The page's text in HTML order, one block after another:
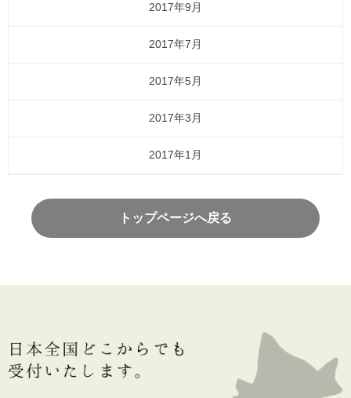
2017年9月
2017年7月
2017年5月
2017年3月
2017年1月
トップページへ戻る